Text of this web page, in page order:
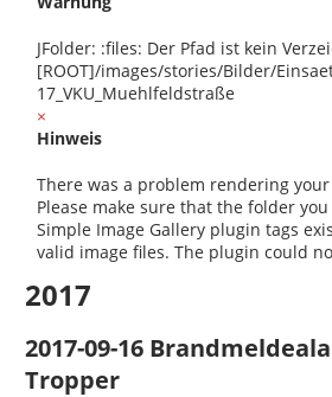
JFolder: :files: Der Pfad ist kein
[ROOT]/images/stories/Bilder/
17_VKU_Muehlfeldstraße
×
Hinweis
There was a problem rendering
Please make sure that the folder
Simple Image Gallery plugin tags
valid image files. The plugin could
2017
2017-09-16
Tropper